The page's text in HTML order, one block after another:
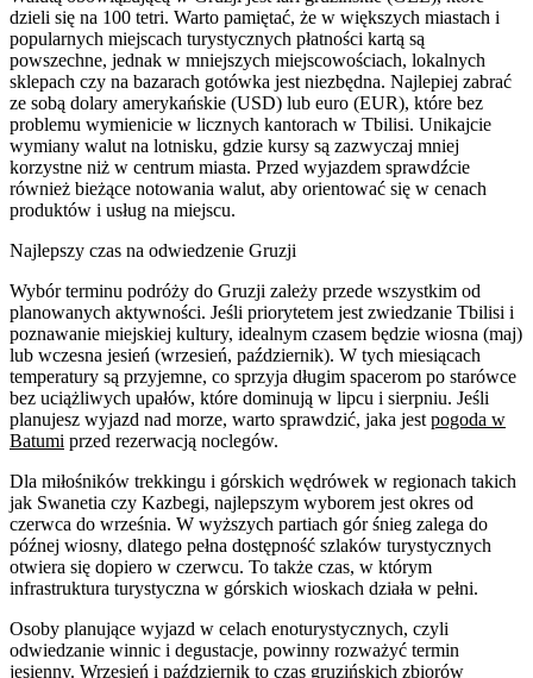
dzieli się na 100 tetri. Warto pamiętać, że w większych miastach i
popularnych miejscach turystycznych płatności kartą są
powszechne, jednak w mniejszych miejscowościach, lokalnych
sklepach czy na bazarach gotówka jest niezbędna. Najlepiej zabrać
ze sobą dolary amerykańskie (USD) lub euro (EUR), które bez
problemu wymienicie w licznych kantorach w Tbilisi. Unikajcie
wymiany walut na lotnisku, gdzie kursy są zazwyczaj mniej
korzystne niż w centrum miasta. Przed wyjazdem sprawdźcie
również bieżące notowania walut, aby orientować się w cenach
produktów i usług na miejscu.
Najlepszy czas na odwiedzenie Gruzji
Wybór terminu podróży do Gruzji zależy przede wszystkim od
planowanych aktywności. Jeśli priorytetem jest zwiedzanie Tbilisi i
poznawanie miejskiej kultury, idealnym czasem będzie wiosna (maj)
lub wczesna jesień (wrzesień, październik). W tych miesiącach
temperatury są przyjemne, co sprzyja długim spacerom po starówce
bez uciążliwych upałów, które dominują w lipcu i sierpniu. Jeśli
planujesz wyjazd nad morze, warto sprawdzić, jaka jest pogoda w
Batumi przed rezerwacją noclegów.
Dla miłośników trekkingu i górskich wędrówek w regionach takich
jak Swanetia czy Kazbegi, najlepszym wyborem jest okres od
czerwca do września. W wyższych partiach gór śnieg zalega do
późnej wiosny, dlatego pełna dostępność szlaków turystycznych
otwiera się dopiero w czerwcu. To także czas, w którym
infrastruktura turystyczna w górskich wioskach działa w pełni.
Osoby planujące wyjazd w celach enoturystycznych, czyli
odwiedzanie winnic i degustacje, powinny rozważyć termin
jesienny. Wrzesień i październik to czas gruzińskich zbiorów